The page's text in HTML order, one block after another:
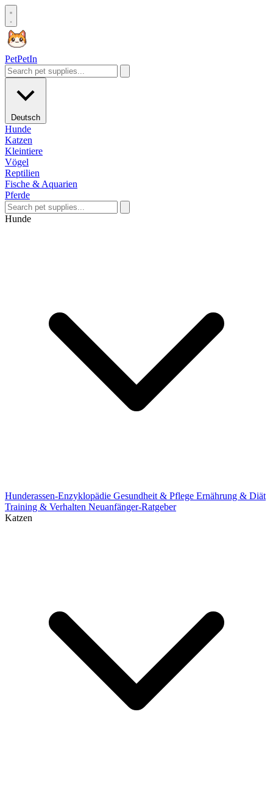
PetPetIn
Deutsch
Hunde
Katzen
Kleintiere
Vögel
Reptilien
Fische & Aquarien
Pferde
Hunde
Hunderassen-Enzyklopädie Gesundheit & Pflege Ernährung & Diät
Training & Verhalten Neuanfänger-Ratgeber
Katzen